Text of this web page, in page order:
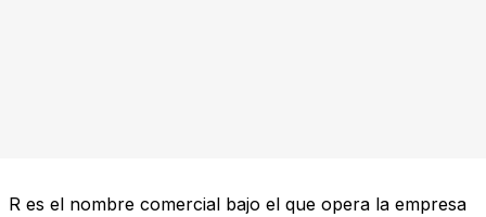
R es el nombre comercial bajo el que opera la empresa